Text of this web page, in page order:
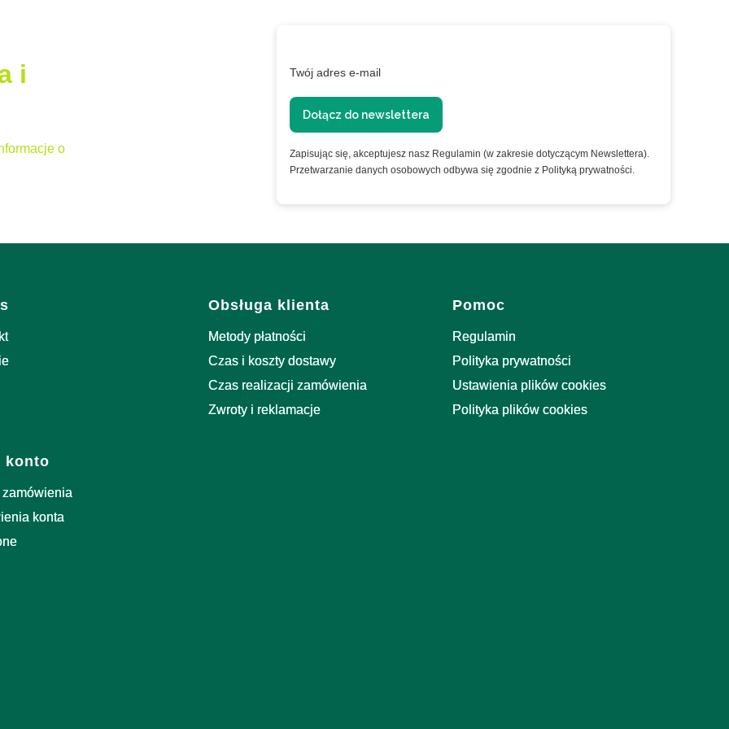
i
o
Twój adres e-mail
Dołącz do newslettera
Zapisując się, akceptujesz nasz Regulamin (w zakresie dotyczącym Newslettera).
Przetwarzanie danych osobowych odbywa się zgodnie z Polityką prywatności.
stopce Obsługa klienta
Metody płatności
Czas i koszty dostawy
Czas realizacji zamówienia
Zwroty i reklamacje
Pomoc
Regulamin
Polityka prywatności
Ustawienia plików cookies
Polityka plików cookies
konto
konta